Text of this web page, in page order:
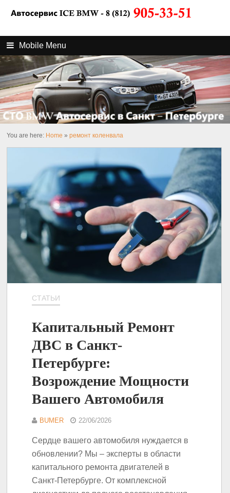
Mobile Menu
You are here: Home »ремонт коленвала
СТАТЬИ
Капитальный Ремонт
ДВС в Санкт-
Петербурге:
Возрождение Мощности
Вашего Автомобиля
BUMER 22/06/2026
Сердце вашего автомобиля нуждается в
обновлении? Мы – эксперты в области
капитального ремонта двигателей в
Санкт-Петербурге. От комплексной